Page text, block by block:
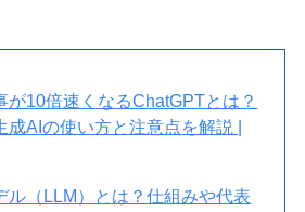
が10倍速くなるChatGPTとは？
成AIの使い方と注意点を解説 |
ル（LLM）とは？仕組みや代表